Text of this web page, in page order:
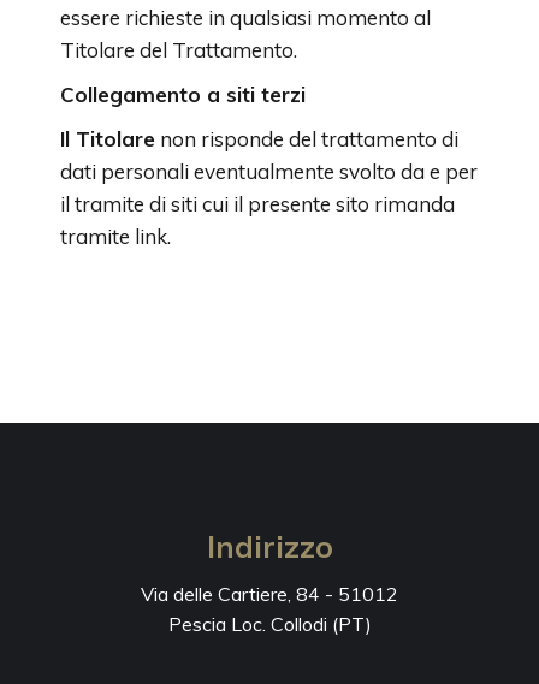
essere richieste in qualsiasi momento al
Titolare del Trattamento.
Collegamento a siti terzi
Il Titolare non risponde del trattamento di
dati personali eventualmente svolto da e per
il tramite di siti cui il presente sito rimanda
tramite link.
Indirizzo
Via delle Cartiere, 84 - 51012
Pescia Loc. Collodi (PT)